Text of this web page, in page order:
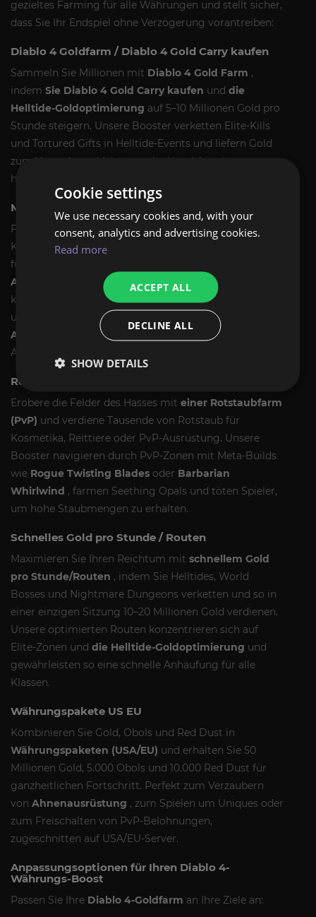
gezieltes Farming für alle Währungen und stellt sicher,
dass Sie Ihr Endspiel ohne Verzögerung vorantreiben:
Diablo 4 Goldfarm / Diablo 4 Gold Carry kaufen
Sammeln Sie Millionen mit Diablo 4 Gold Farm ,
indem Sie Diablo 4 Gold Carry kaufen und die
Helltide-Goldoptimierung auf 5–10 Millionen Gold pro
Stunde steigern. Unsere Booster verketten Elite-Kills
und Tortured Gifts in Helltide-Events und liefern Gold
zum Verzaubern, Meistern oder Handeln mit
hochstufiger Ausrüstung wie dem Harlequin Crest.
Murmelnde Obols-Landwirtschaft
Farme Murmuring Obolsfür Glücksspiele beim
Kuriositätenhändler und sichere dir bis zu 1.000 Obols
für seltene Ausrüstungsgegenstände wie
Aspekte
oder einzigartige Gegenstände. Wir
konzentrieren uns auf Weltereignisse, Whisper Caches
und Albtraum-Dungeons und optimieren die
Albtraum-Dungeon-Währungsdrops
, um die Obol-
Ausbeute zu maximieren.
Rotstaubfarm (PvP)
Erobere die Felder des Hasses mit einer Rotstaubfarm
(PvP) und verdiene Tausende von Rotstaub für
Kosmetika, Reittiere oder PvP-Ausrüstung. Unsere
Booster navigieren durch PvP-Zonen mit Meta-Builds
wie Rogue Twisting Blades oder Barbarian
Whirlwind , farmen Seething Opals und töten Spieler,
um hohe Staubmengen zu erhalten.
Schnelles Gold pro Stunde / Routen
Maximieren Sie Ihren Reichtum mit schnellem Gold
pro Stunde/Routen , indem Sie Helltides, World
Bosses und Nightmare Dungeons verketten und so in
einer einzigen Sitzung 10–20 Millionen Gold verdienen.
Unsere optimierten Routen konzentrieren sich auf
Elite-Zonen und die Helltide-Goldoptimierung und
gewährleisten so eine schnelle Anhäufung für alle
Klassen.
Währungspakete US EU
Kombinieren Sie Gold, Obols und Red Dust in
Währungspaketen (USA/EU) und erhalten Sie 50
Millionen Gold, 5.000 Obols und 10.000 Red Dust für
ganzheitlichen Fortschritt. Perfekt zum Verzaubern
von Ahnenausrüstung , zum Spielen um Uniques oder
zum Freischalten von PvP-Belohnungen,
zugeschnitten auf USA/EU-Server.
Anpassungsoptionen für Ihren Diablo 4-
Währungs-Boost
Passen Sie Ihre Diablo 4-Goldfarm an Ihre Ziele an:
Cookie settings
We use necessary cookies and, with your
consent, analytics and advertising cookies.
Read more
ACCEPT ALL
DECLINE ALL
SHOW DETAILS